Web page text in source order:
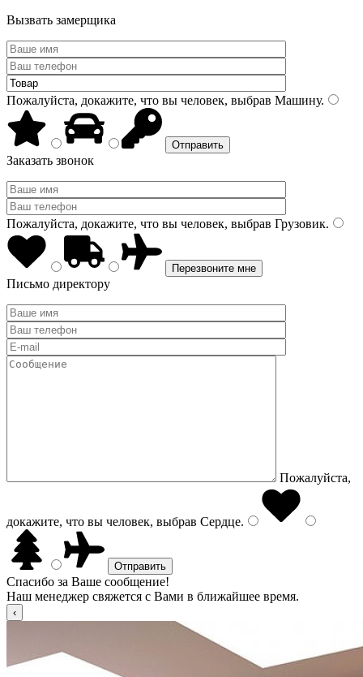
Вызвать замерщика
Пожалуйста, докажите, что вы человек, выбрав Машину.
Заказать звонок
Пожалуйста, докажите, что вы человек, выбрав Грузовик.
Письмо директору
Пожалуйста,
докажите, что вы человек, выбрав Сердце.
Спасибо за Ваше сообщение!
Наш менеджер свяжется с Вами в ближайшее время.